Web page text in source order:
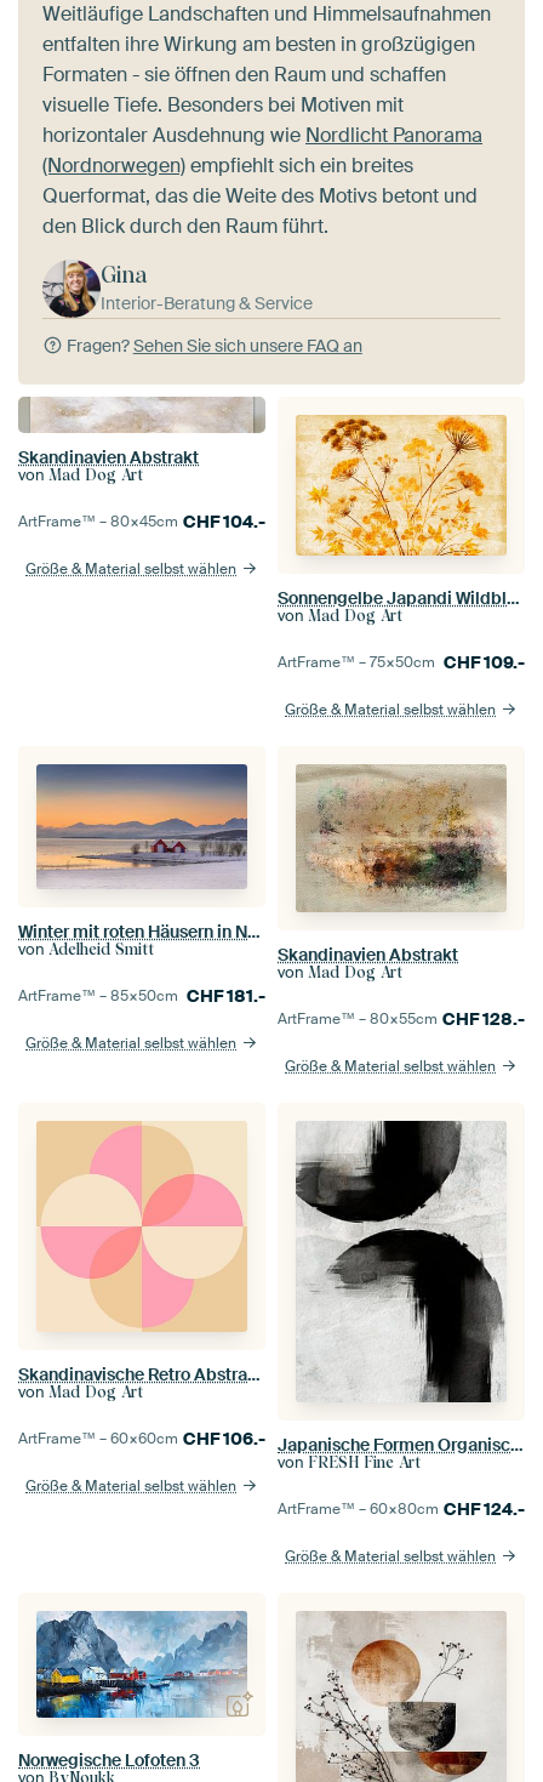
Weitläufige Landschaften und Himmelsaufnahmen
entfalten ihre Wirkung am besten in großzügigen
Formaten - sie öffnen den Raum und schaffen
visuelle Tiefe. Besonders bei Motiven mit
horizontaler Ausdehnung wie Nordlicht Panorama
(Nordnorwegen)empfiehlt sich ein breites
Querformat, das die Weite des Motivs betont und
den Blick durch den Raum führt.
Gina
Interior-Beratung & Service
Fragen?Sehen Sie sich unsere FAQ an
Skandinavien Abstrakt
von Mad Dog Art
ArtFrame™ –80×45cm CHF104.-
Größe & Material selbst wählen
Sonnengelbe Japandi Wildblumen Wiese
von Mad Dog Art
ArtFrame™ –75×50cm CHF109.-
Größe & Material selbst wählen
Winter mit roten Häusern in Norwegen
von Adelheid Smitt
ArtFrame™ –85×50cm CHF181.-
Größe & Material selbst wählen
Skandinavien Abstrakt
von Mad Dog Art
ArtFrame™ –80×55cm CHF128.-
Größe & Material selbst wählen
Skandinavische Retro Abstraktion
von Mad Dog Art
ArtFrame™ –60×60cm CHF106.-
Größe & Material selbst wählen
Japanische Formen Organisch Japandi Abstrakt Modern
von FRESH Fine Art
ArtFrame™ –60×80cm CHF124.-
Größe & Material selbst wählen
Norwegische Lofoten 3
von ByNoukk